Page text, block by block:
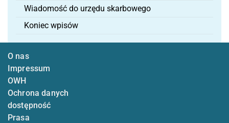
Wiadomość do urzędu skarbowego
Koniec wpisów
O nas
Impressum
OWH
Ochrona danych
dostępność
Prasa